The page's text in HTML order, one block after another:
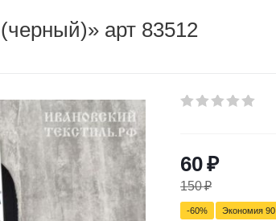
арт 83512
60₽
150₽
-60% Экономия 90